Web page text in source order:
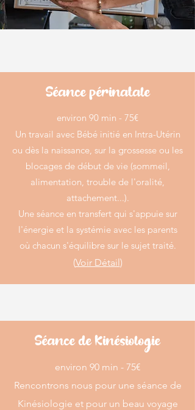
Séance périnatale
​​environ 90 min - 75€
Un travail avec Bébé initié en Intra-Utérin
ou dès la naissance, sur la grossesse ou les
blocages de début de vie (sommeil,
alimentation, trouble de l'oralité,
attachement...).
Une séance en transfert qui s'appuie sur
l'énergie et la systémie avec les parents
où chacun s'équilibre sur le sujet traité.
(Voir Détail)
Séance de Kinésiologie
​environ ​90 min - 75€
Rencontrons nous pour une séance de
Kinésiologie et pour un beau voyage